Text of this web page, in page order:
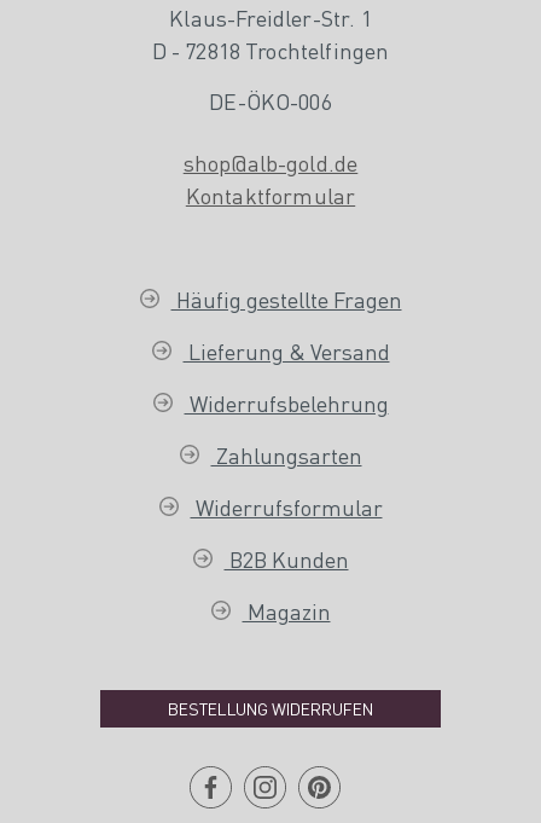
Klaus-Freidler-Str. 1
D - 72818 Trochtelfingen
DE-ÖKO-006
shop@alb-gold.de
Kontaktformular
Häufig gestellte Fragen
Lieferung & Versand
Widerrufsbelehrung
Zahlungsarten
Widerrufsformular
B2B Kunden
Magazin
BESTELLUNG WIDERRUFEN